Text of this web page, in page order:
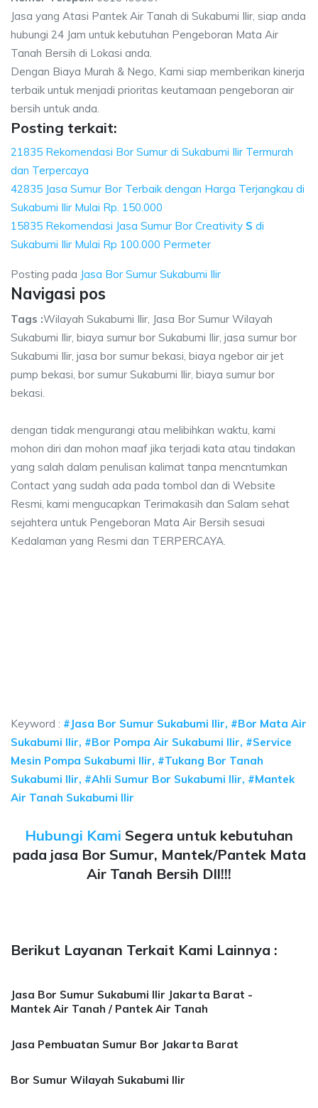
Jasa yang Atasi Pantek Air Tanah di Sukabumi Ilir, siap anda
hubungi 24 Jam untuk kebutuhan Pengeboran Mata Air
Tanah Bersih di Lokasi anda.
Dengan Biaya Murah & Nego, Kami siap memberikan kinerja
terbaik untuk menjadi prioritas keutamaan pengeboran air
bersih untuk anda.
Posting terkait:
21835 Rekomendasi Bor Sumur di Sukabumi Ilir Termurah
dan Terpercaya
42835 Jasa Sumur Bor Terbaik dengan Harga Terjangkau di
Sukabumi Ilir Mulai Rp. 150.000
15835 Rekomendasi Jasa Sumur Bor Creativity S di
Sukabumi Ilir Mulai Rp 100.000 Permeter
Posting pada Jasa Bor Sumur Sukabumi Ilir
Navigasi pos
Tags :Wilayah Sukabumi Ilir, Jasa Bor Sumur Wilayah
Sukabumi Ilir, biaya sumur bor Sukabumi Ilir, jasa sumur bor
Sukabumi Ilir, jasa bor sumur bekasi, biaya ngebor air jet
pump bekasi, bor sumur Sukabumi Ilir, biaya sumur bor
bekasi.
dengan tidak mengurangi atau melibihkan waktu, kami
mohon diri dan mohon maaf jika terjadi kata atau tindakan
yang salah dalam penulisan kalimat tanpa mencntumkan
Contact yang sudah ada pada tombol dan di Website
Resmi, kami mengucapkan Terimakasih dan Salam sehat
sejahtera untuk Pengeboran Mata Air Bersih sesuai
Kedalaman yang Resmi dan TERPERCAYA.
Keyword : #Jasa Bor Sumur Sukabumi Ilir, #Bor Mata Air
Sukabumi Ilir, #Bor Pompa Air Sukabumi Ilir, #Service
Mesin Pompa Sukabumi Ilir, #Tukang Bor Tanah
Sukabumi Ilir, #Ahli Sumur Bor Sukabumi Ilir, #Mantek
Air Tanah Sukabumi Ilir
Hubungi Kami Segera untuk kebutuhan
pada jasa Bor Sumur, Mantek/Pantek Mata
Air Tanah Bersih Dll!!!
Berikut Layanan Terkait Kami Lainnya :
Jasa Bor Sumur Sukabumi Ilir Jakarta Barat -
Mantek Air Tanah / Pantek Air Tanah
Jasa Pembuatan Sumur Bor Jakarta Barat
Bor Sumur Wilayah Sukabumi Ilir